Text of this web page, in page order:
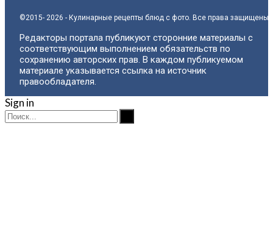
©2015- 2026 - Кулинарные рецепты блюд с фото. Все права защищены.
Редакторы портала публикуют сторонние материалы с
соответствующим выполнением обязательств по
сохранению авторских прав. В каждом публикуемом
материале указывается ссылка на источник
правообладателя.
Sign in